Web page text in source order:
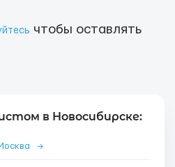
чтобы оставлять
в Новосибирске:
→